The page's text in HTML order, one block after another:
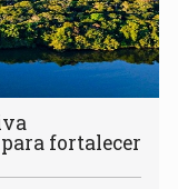
fortalecer